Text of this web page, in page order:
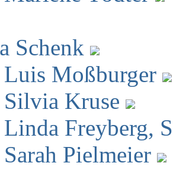
Schenk
Moßburger
Kruse
Freyberg,
Pielmeier